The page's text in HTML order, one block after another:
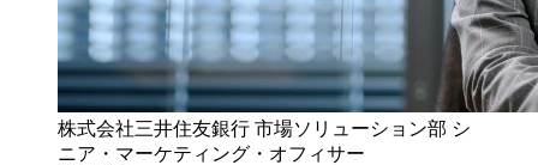
株式会社三井住友銀行 市場ソリューション部 シ
ニア・マーケティング・オフィサー